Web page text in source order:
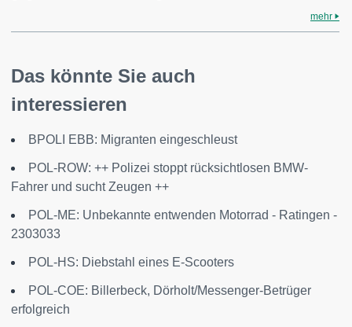
mehr
Das könnte Sie auch
interessieren
BPOLI EBB: Migranten eingeschleust
POL-ROW: ++ Polizei stoppt rücksichtlosen BMW-
Fahrer und sucht Zeugen ++
POL-ME: Unbekannte entwenden Motorrad - Ratingen -
2303033
POL-HS: Diebstahl eines E-Scooters
POL-COE: Billerbeck, Dörholt/Messenger-Betrüger
erfolgreich